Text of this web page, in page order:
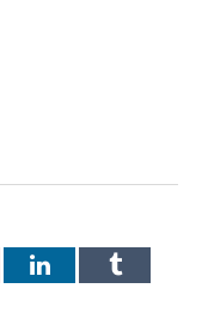
LinkedInTumblr